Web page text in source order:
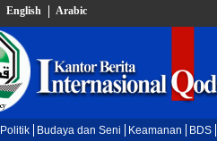
English Arabic
Politik Budaya dan Seni Keamanan BDS